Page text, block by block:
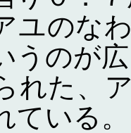
ユのな
うのが
れた、
いる。